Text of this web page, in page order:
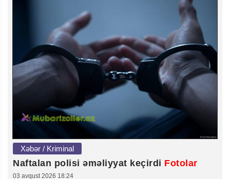
Xəbər / Kriminal
Naftalan polisi əməliyyat keçirdi Fotolar
03 avqust 2026 18:24